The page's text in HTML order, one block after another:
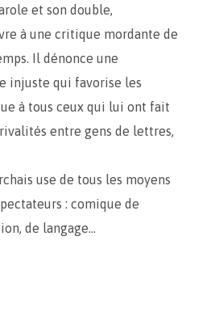
et son double,
à une critique mordante de
Il dénonce une
injuste qui favorise les
à tous ceux qui lui ont fait
entre gens de lettres,
use de tous les moyens
: comique de
de langage…